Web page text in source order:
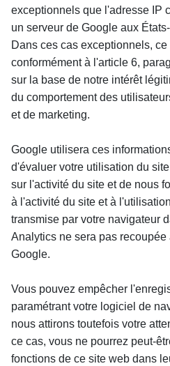
exceptionnels que l'adresse IP
un serveur de Google aux
Dans ces cas exceptionnels,
conformément à l'article 6,
sur la base de notre intérêt
du comportement des
et de marketing.
Google utilisera ces
d'évaluer votre utilisation du
sur l'activité du site et de nous
à l'activité du site et à
transmise par votre navigateur
Analytics ne sera pas
Google.
Vous pouvez empêcher
paramétrant votre logiciel de
nous attirons toutefois votre
ce cas, vous ne pourrez peut-
fonctions de ce site web dans